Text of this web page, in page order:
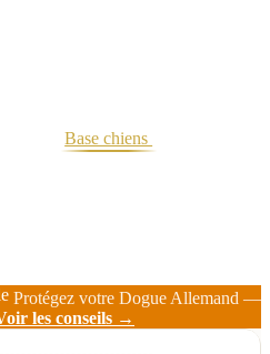
Base chiens
Protégez votre Dogue Allemand —
les conseils →